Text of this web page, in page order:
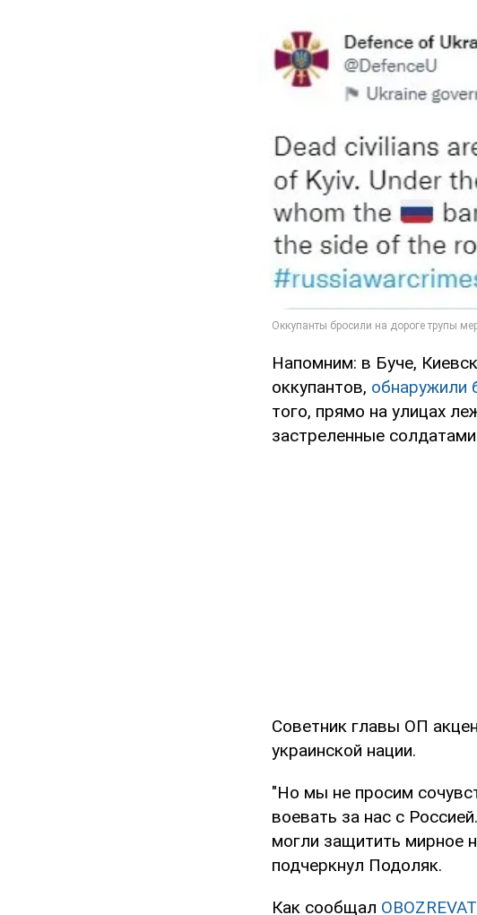
Напомним: в Буче,
оккупантов, обнаружили
того, прямо на улицах
застреленные
Советник главы ОП
украинской нации.
"Но мы не просим
воевать за нас с
могли защитить мирное
подчеркнул Подоляк.
Как сообщал